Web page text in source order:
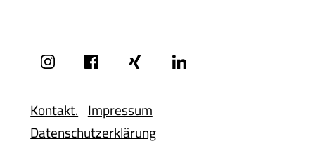
Kontakt. Impressum
Datenschutzerklärung